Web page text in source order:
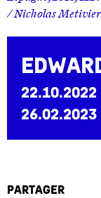
/ Nicholas
22.10.2022
26.02.2023
partager